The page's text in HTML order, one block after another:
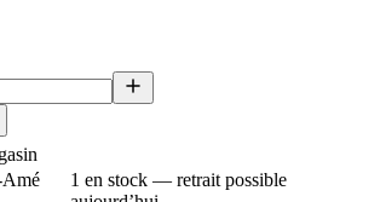
1 en stock — retrait possible